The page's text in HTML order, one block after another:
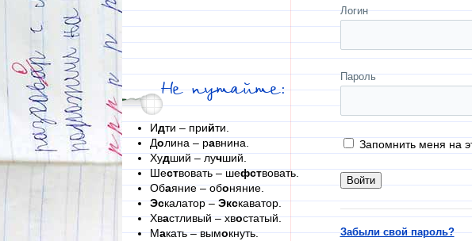
Не путайте:
Идти – прийти.
Долина – равнина.
Худший – лучший.
Шествовать – шефствовать.
Обаяние – обоняние.
Эскалатор –Экскаватор.
Хвастливый – хвостатый.
Макать – вымокнуть.
Логин
Пароль
Запомнить меня на
Забыли свой пароль?